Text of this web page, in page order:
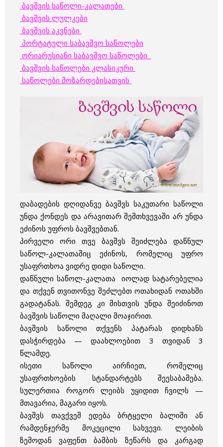
ბავშვის საწოლი-კალათები
ბავშვის ლულკები
ბავშვის აკვნები
პორტატული საბავშვო საწოლები
ორიარუსიანი საბავშვო საწოლები
ბავშვის საწოლები კლასიკური
საწოლები მოზარდებისათვის
დაბადების დღიდანვე ბავშვს საკუთარი საწოლი
უნდა ქონდეს და არავითარ შემთხვევაში არ უნდა
ეძინოს უფროს ბავშვებთან.
პირველი ორი თვე ბავშვს შეიძლება დაწნულ
საწოლ-კალათაშიც ეძინოს, რომელიც უფრო
უსაფრთხოა ვიდრე დიდი საწოლი.
დაწნული საწოლ-კალათა იოლად სატარებელია
და თქვენ თვითონვე შეძლებთ ოთახიდან ოთახში
გადატანას. შემდეგ კი მისთვის უნდა შეიძინოთ
ბავშვის საწოლი მაღალი მოაჯირით.
ბავშვის საწოლი თქვენს პატარას დიდხანს
დასჭირდება — დაახლოებით 3 თვიდან 3
წლამდე.
ისეთი საწოლი აირჩიეთ, რომელიც
უსაფრთხოების სტანდარტებს შეესაბამება.
სულერთია როგორ ლეიბს უყიდით ჩვილს —
მთავარია, მაგარი იყოს.
ბავშვს თავქვეშ ედება ბრტყელი ბალიში ან
რამდენჯერმე მოკეცილი სახვევი. ლეიბის
ზემოდან ვაფენთ ბამბის ზეწარს და კარგად